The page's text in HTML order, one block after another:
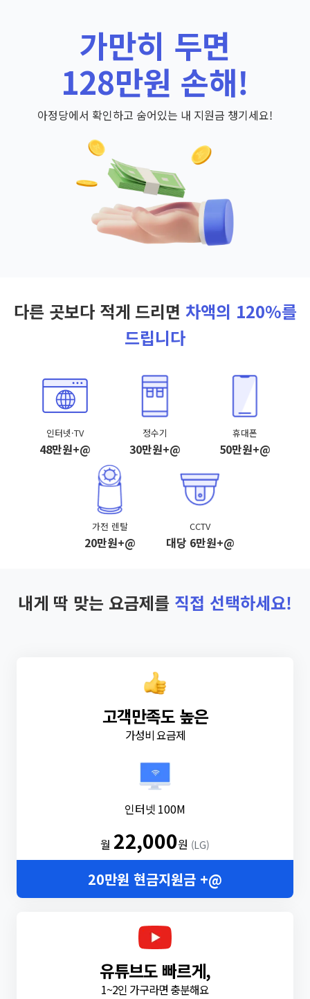
가만히 두면
128만원 손해!
아정당에서 확인하고 숨어있는 내 지원금 챙기세요!
다른 곳보다 적게 드리면 차액의 120%를
드립니다
인터넷·TV
48만원+@
정수기
30만원+@
휴대폰
50만원+@
가전 렌탈
20만원+@
CCTV
대당 6만원+@
내게 딱 맞는 요금제를 직접 선택하세요!
고객만족도 높은
가성비 요금제
인터넷 100M
월 22,000원 (LG)
20만원 현금지원금 +@
유튜브도 빠르게,
1~2인 가구라면 충분해요